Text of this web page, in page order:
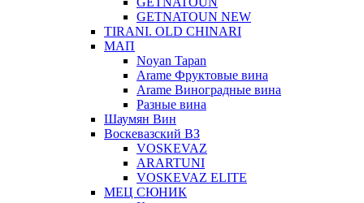
GETNATOUN NEW
TIRANI. OLD CHINARI
МАП
Noyan Tapan
Arame Фруктовые вина
Arame Виноградные вина
Разные вина
Шаумян Вин
Воскевазский ВЗ
VOSKEVAZ
ARARTUNI
VOSKEVAZ ELITE
МЕЦ СЮНИК